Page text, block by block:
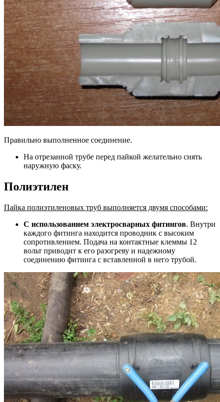
Правильно выполненное соединение.
На отрезанной трубе перед пайкой желательно снять
наружную фаску.
Полиэтилен
Пайка полиэтиленовых труб выполняется двумя способами:
С использованием электросварных фитингов. Внутри
каждого фитинга находится проводник с высоким
сопротивлением. Подача на контактные клеммы 12
вольт приводит к его разогреву и надежному
соединению фитинга с вставленной в него трубой.